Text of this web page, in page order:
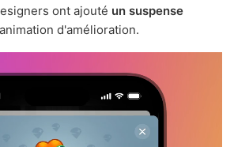
ont ajouté un suspense
d'amélioration.